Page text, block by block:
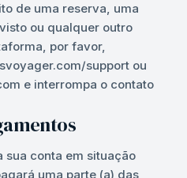
de uma reserva, uma
ou qualquer outro
por favor,
support ou
e interrompa o contato
sua conta em situação
uma parte (a) das